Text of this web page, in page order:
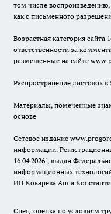
том числе
как с письменного
Возрастная категория сайта
ответственности за
размещенные на сайте
Распространение листовок в
Материалы, помеченные
основе
Сетевое издание
информации.
16.04.2026", выдан
информационных
ИП Кокарева Анна
Спец. оценка по условиям